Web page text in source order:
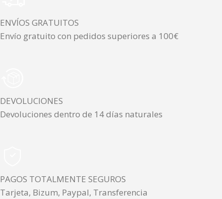
ENVÍOS GRATUITOS
Envío gratuito con pedidos superiores a 100€
DEVOLUCIONES
Devoluciones dentro de 14 días naturales
PAGOS TOTALMENTE SEGUROS
Tarjeta, Bizum, Paypal, Transferencia